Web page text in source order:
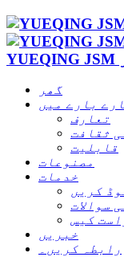
گھر
بارے میں
تعارف
ثقافت
قابلیت
مصنوعات
خدمات
کریں
سوالات
کیس
خبریں
رابطہ کریں۔